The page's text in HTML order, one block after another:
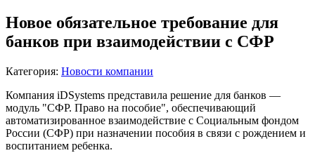
Новое обязательное требование для
банков при взаимодействии с СФР
Категория: Новости компании
Компания iDSystems представила решение для банков —
модуль "СФР. Право на пособие", обеспечивающий
автоматизированное взаимодействие с Социальным фондом
России (СФР) при назначении пособия в связи с рождением и
воспитанием ребенка.